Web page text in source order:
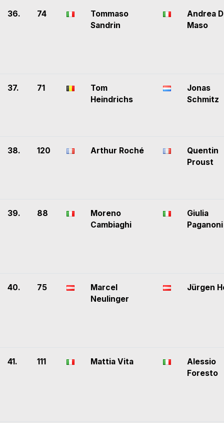
36. 74
Tommaso
Sandrin
Andrea
Maso
37. 71
Tom
Heindrichs
Jonas
Schmitz
38. 120 Arthur Roché
Quentin
Proust
39. 88
Moreno
Cambiaghi
Giulia
Paganoni
40. 75
Marcel
Neulinger
Jürgen
41. 111 Mattia Vita
Alessio
Foresto